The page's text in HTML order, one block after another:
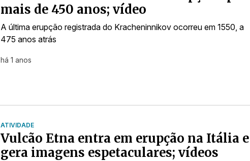
mais de 450 anos; vídeo
A última erupção registrada do Kracheninnikov ocorreu em 1550, a
475 anos atrás
há 1 anos
ATIVIDADE
Vulcão Etna entra em erupção na Itália e
gera imagens espetaculares; vídeos